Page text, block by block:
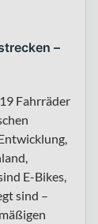
–
Fahrräder
E-Bikes,
sind –